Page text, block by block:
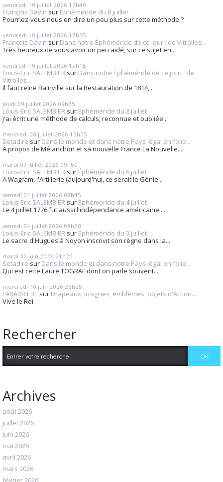
vendredi 10 juillet 2026 17h40
François Davin sur Éphéméride du 8 juillet
Pourriez-vous nous en dire un peu plus sur cette méthode ?
vendredi 10 juillet 2026 17h35
François Davin sur Dans notre Éphéméride de ce jour : de Vitrolles...
Très heureux de vous avoir un peu aidé, sur ce sujet en...
vendredi 10 juillet 2026 12h15
Loius-Eric SALEMBIER sur Dans notre Éphéméride de ce jour : de
Vitrolles...
Il faut relire Bainville sur la Restauration de 1814,...
jeudi 09 juillet 2026 09h35
Loius-Eric SALEMBIER sur Éphéméride du 8 juillet
j'ai écrit une méthode de calculs, reconnue et publiée...
mercredi 08 juillet 2026 13h05
Setadire sur Dans le monde et dans notre Pays légal en folie...
A propos de Mélanchon et sa nouvelle France La Nouvelle...
mardi 07 juillet 2026 09h50
Loius-Eric SALEMBIER sur Éphéméride du 6 juillet
A Wagram, l'Artillerie (aujourd'hui, ce serait le Génie...
samedi 04 juillet 2026 08h45
Loius-Eric SALEMBIER sur Éphéméride du 4 juillet
Le 4 juillet 1776 fut aussi l'indépendance américaine,...
samedi 04 juillet 2026 08h30
Loius-Eric SALEMBIER sur Éphéméride du 3 juillet
Le sacre d'Hugues à Noyon inscrivit son règne dans la...
mardi 30 juin 2026 21h20
Setadire sur Dans le monde et dans notre Pays légal en folie...
Qui est cette Laure TOGRAF dont on parle souvent....
mercredi 10 juin 2026 23h25
LABARRIERE sur Drapeaux, insignes, emblèmes, objets d'Action...
Vive le Roi
Rechercher
Archives
août 2026
juillet 2026
juin 2026
mai 2026
avril 2026
mars 2026